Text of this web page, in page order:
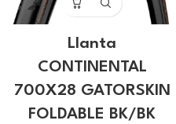
Llanta
CONTINENTAL
700X28 GATORSKIN
FOLDABLE BK/BK